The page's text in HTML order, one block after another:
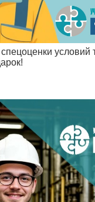
условий